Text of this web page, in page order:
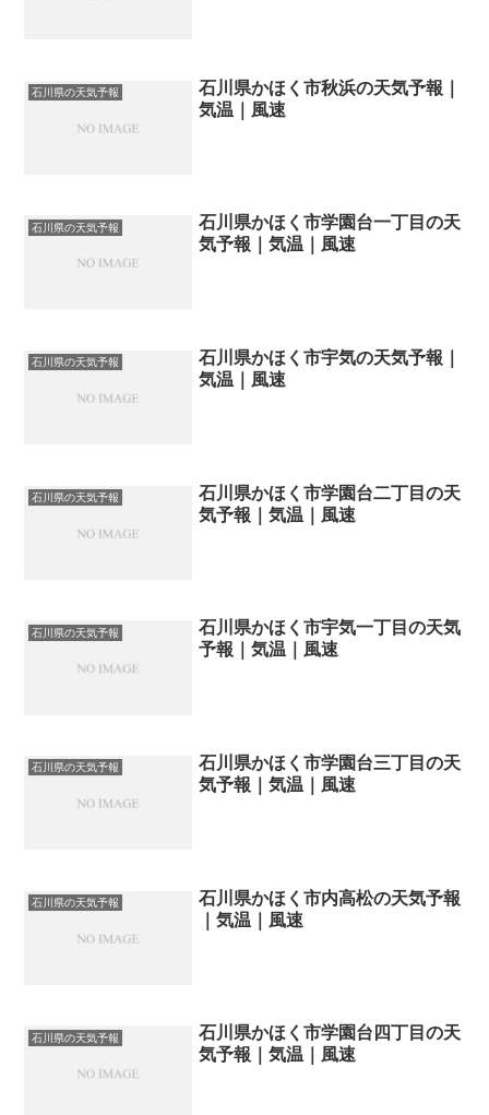
石川県の天気予報
石川県かほく市秋浜の天気予報｜
気温｜風速
石川県の天気予報
石川県かほく市学園台一丁目の天
気予報｜気温｜風速
石川県の天気予報
石川県かほく市宇気の天気予報｜
気温｜風速
石川県の天気予報
石川県かほく市学園台二丁目の天
気予報｜気温｜風速
石川県の天気予報
石川県かほく市宇気一丁目の天気
予報｜気温｜風速
石川県の天気予報
石川県かほく市学園台三丁目の天
気予報｜気温｜風速
石川県の天気予報
石川県かほく市内高松の天気予報
｜気温｜風速
石川県の天気予報
石川県かほく市学園台四丁目の天
気予報｜気温｜風速